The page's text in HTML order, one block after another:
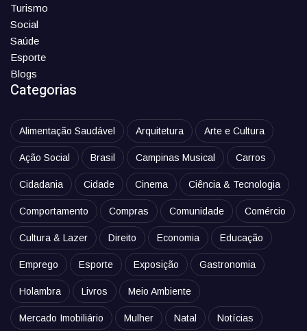
Turismo
Social
Saúde
Esporte
Blogs
Categorias
Alimentação Saudável Arquitetura Arte e Cultura
Ação Social Brasil Campinas Musical Carros
Cidadania Cidade Cinema Ciência & Tecnologia
Comportamento Compras Comunidade Comércio
Cultura & Lazer Direito Economia Educação
Emprego Esporte Exposição Gastronomia
Holambra Livros Meio Ambiente
Mercado Imobiliário Mulher Natal Notícias